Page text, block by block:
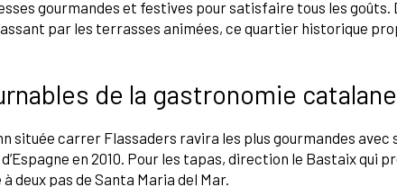
gourmandes et festives pour satisfaire tous les
par les terrasses animées, ce quartier historique
de la gastronomie catalane
située carrer Flassaders ravira les plus gourmandes
en 2010. Pour les tapas, direction le Bastaix qui
deux pas de Santa Maria del Mar.